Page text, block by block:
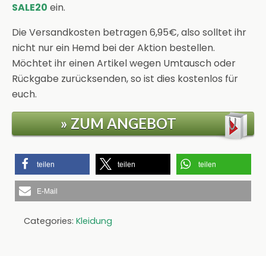
SALE20 ein.
Die Versandkosten betragen 6,95€, also solltet ihr
nicht nur ein Hemd bei der Aktion bestellen.
Möchtet ihr einen Artikel wegen Umtausch oder
Rückgabe zurücksenden, so ist dies kostenlos für
euch.
» ZUM ANGEBOT
teilen teilen teilen
E-Mail
Categories: Kleidung